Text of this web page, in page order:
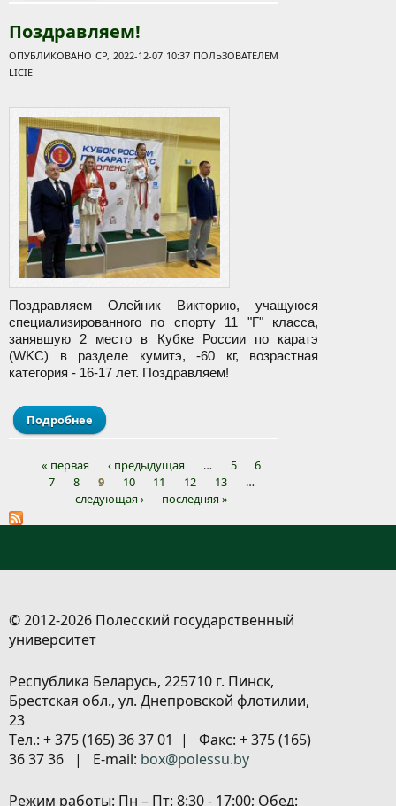
Поздравляем!
ОПУБЛИКОВАНО СР, 2022-12-07 10:37 ПОЛЬЗОВАТЕЛЕМ
LICIE
Поздравляем Олейник Викторию, учащуюся
специализированного по спорту 11 "Г" класса,
занявшую 2 место в Кубке России по каратэ
(WKC) в разделе кумитэ, -60 кг, возрастная
категория - 16-17 лет. Поздравляем!
Подробнее о Поздравляем!
Страницы
« первая ‹ предыдущая … 5
6
7
8 9 10 11 12 13
…
следующая ›
последняя »
© 2012-2026 Полесский государственный
университет
Республика Беларусь, 225710 г. Пинск,
Брестская обл., ул. Днепровской флотилии,
23
Tел.: + 375 (165) 36 37 01 | Факс: + 375 (165)
36 37 36 | E-mail: box@polessu.by
Режим работы: Пн – Пт: 8:30 - 17:00; Обед: